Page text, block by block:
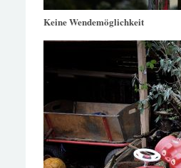
Keine Wendemöglichkeit